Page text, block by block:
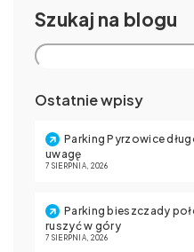
Szukaj
Ostatnie wpisy
Parking Pyrzowice
uwagę
7 SIERPNIA, 2026
Parking bieszczady
ruszyć w góry
7 SIERPNIA, 2026